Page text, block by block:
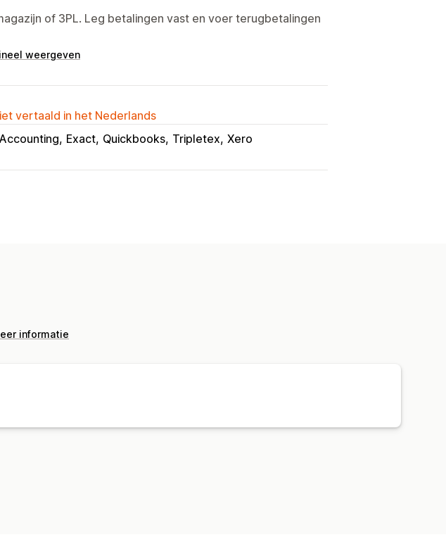
of 3PL. Leg betalingen vast en voer terugbetalingen
weergeven
vertaald in het Nederlands
Exact Quickbooks Tripletex Xero
informatie